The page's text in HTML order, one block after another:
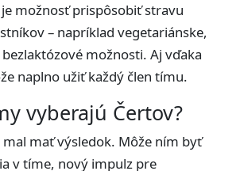
možnosť prispôsobiť stravu
– napríklad vegetariánske,
možnosti. Aj vďaka
naplno užiť každý člen tímu.
vyberajú Čertov?
mať výsledok. Môže ním byť
v tíme, nový impulz pre